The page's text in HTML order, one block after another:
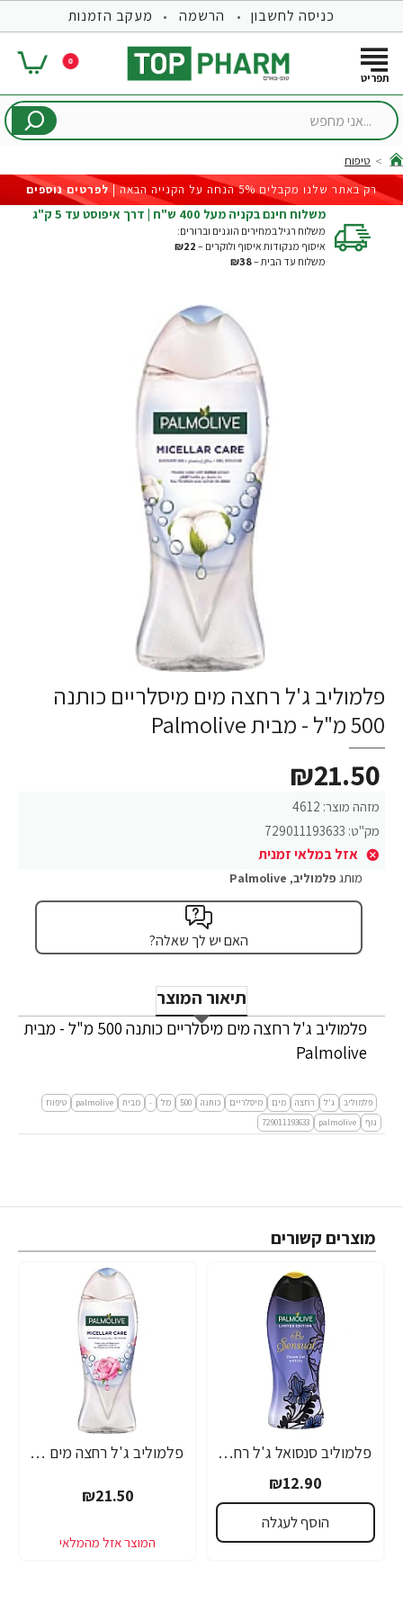
כניסה לחשבון הרשמה מעקב הזמנות
0
...אני
home
טיפוח
רק באתר שלנו מקבלים 5% הנחה על הקנייה הבאה |
לפרטים נוספים
משלוח חינם בקניה מעל 400 ש"ח | דרך איפוסט עד 5 ק"ג
משלוח רגיל במחירים הוגנים וברורים:
איסוף מנקודות איסוף ולוקרים – ₪22
משלוח עד הבית –₪38
פלמוליב ג'ל רחצה מים מיסלריים כותנה
500 מ"ל - מבית Palmolive
מזהה מוצר: 4612
מק"ט: 729011193633
אזל במלאי זמנית
₪21.50
מותג פלמוליב,
Palmolive
האם יש לך שאלה?
תיאור המוצר
פלמוליב ג'ל רחצה מים מיסלריים כותנה 500 מ"ל - מבית
Palmolive
פלמוליב ג'ל רחצה מים מיסלריים כותנה 500 מל - מבית palmolive
טיפוח
גוף
palmolive
729011193633
מוצרים קשורים
פלמוליב סנסואל ג'ל רחצה מהדורה מוגבלת 500 מ"ל - מבית Palmolive
₪12.90
הוסף לעגלה
פלמוליב ג'ל רחצה מים מיסלריים ורדים 500 מ"ל - מבית Palmolive
₪21.50